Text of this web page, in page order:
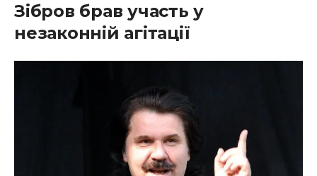
Зібров брав участь у
незаконній агітації